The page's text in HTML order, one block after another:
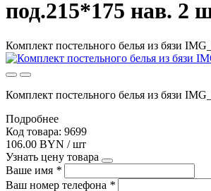
под.215*175 нав. 2
Комплект постельного белья из бязи
Комплект постельного белья из бязи
Подробнее
Код товара: 9699
106.00 BYN / шт
Узнать цену товара
Ваше имя *
Ваш номер телефона *